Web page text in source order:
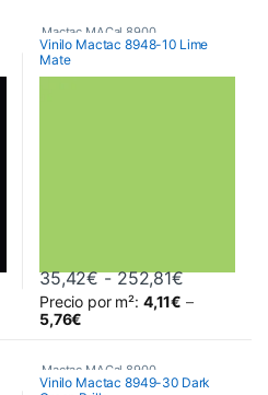
de precios: desde 29,97€
variantes. Las opciones se
Mactac MACal 8900
Monoméricos
Vinilo Mactac 8948-10 Lime
Mate
35,42€ - 252,81€Rango de
Precio por m²: 4,11€ –
5,76€
Este producto tiene múltiples
Mactac MACal 8900
Vinilo Mactac 8949-30 Dark